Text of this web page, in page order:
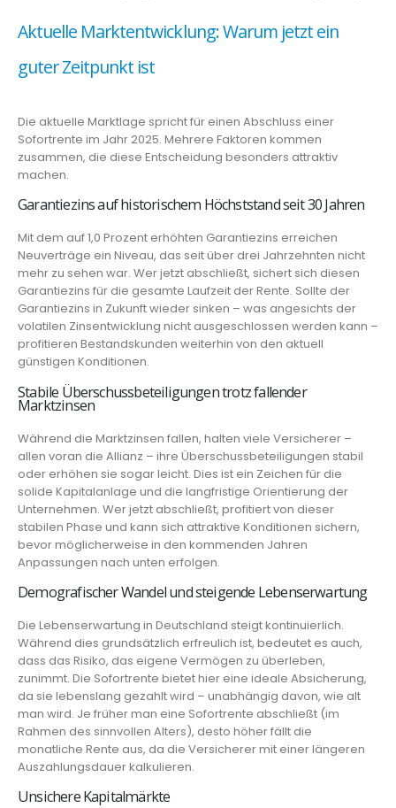
Aktuelle Marktentwicklung: Warum jetzt ein
guter Zeitpunkt ist
Die aktuelle Marktlage spricht für einen Abschluss einer
Sofortrente im Jahr 2025. Mehrere Faktoren kommen
zusammen, die diese Entscheidung besonders attraktiv
machen.
Garantiezins auf historischem Höchststand seit 30 Jahren
Mit dem auf 1,0 Prozent erhöhten Garantiezins erreichen
Neuverträge ein Niveau, das seit über drei Jahrzehnten nicht
mehr zu sehen war. Wer jetzt abschließt, sichert sich diesen
Garantiezins für die gesamte Laufzeit der Rente. Sollte der
Garantiezins in Zukunft wieder sinken – was angesichts der
volatilen Zinsentwicklung nicht ausgeschlossen werden kann –
profitieren Bestandskunden weiterhin von den aktuell
günstigen Konditionen.
Stabile Überschussbeteiligungen trotz fallender
Marktzinsen
Während die Marktzinsen fallen, halten viele Versicherer –
allen voran die Allianz – ihre Überschussbeteiligungen stabil
oder erhöhen sie sogar leicht. Dies ist ein Zeichen für die
solide Kapitalanlage und die langfristige Orientierung der
Unternehmen. Wer jetzt abschließt, profitiert von dieser
stabilen Phase und kann sich attraktive Konditionen sichern,
bevor möglicherweise in den kommenden Jahren
Anpassungen nach unten erfolgen.
Demografischer Wandel und steigende Lebenserwartung
Die Lebenserwartung in Deutschland steigt kontinuierlich.
Während dies grundsätzlich erfreulich ist, bedeutet es auch,
dass das Risiko, das eigene Vermögen zu überleben,
zunimmt. Die Sofortrente bietet hier eine ideale Absicherung,
da sie lebenslang gezahlt wird – unabhängig davon, wie alt
man wird. Je früher man eine Sofortrente abschließt (im
Rahmen des sinnvollen Alters), desto höher fällt die
monatliche Rente aus, da die Versicherer mit einer längeren
Auszahlungsdauer kalkulieren.
Unsichere Kapitalmärkte